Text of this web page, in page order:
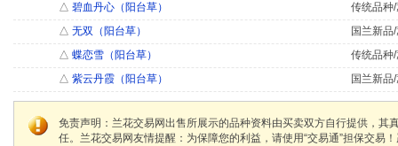
△ 碧血丹心（阳台草）
传统品种
△ 无双（阳台草）
国兰新品
△ 蝶恋雪（阳台草）
传统品种
△ 紫云丹霞（阳台草） 国兰新品
免责声明：兰花交易网出售所展示的品种资料由买卖双方自行提供，
任。兰花交易网友情提醒：为保障您的利益，请使用“交易通”担保交